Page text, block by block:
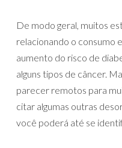
De modo geral, muitos
relacionando o consumo
aumento do risco de
alguns tipos de câncer.
parecer remotos para
citar algumas outras
você poderá até se